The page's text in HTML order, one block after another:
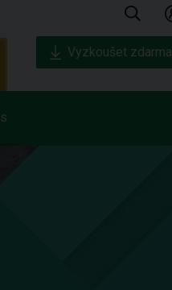
Vyzkoušet zdarma